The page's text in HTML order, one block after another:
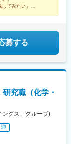
てみたい」
。お気軽にご相談く
募する
究職（化学・
ングス」グループ)